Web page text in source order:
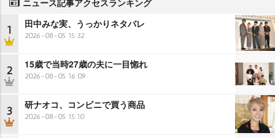
ニュース記事アクセスランキング
1 田中みな実、うっかりネタバレ
2026-08-05 15:32
2 15歳で当時27歳の夫に一目惚れ
2026-08-05 16:09
3 研ナオコ、コンビニで買う商品
2026-08-05 15:10